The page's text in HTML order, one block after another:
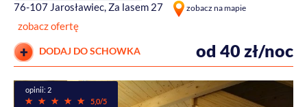
76-107 Jarosławiec, Za lasem 27 zobacz na mapie
zobacz ofertę
DODAJ DO SCHOWKA od 40 zł/noc
opinii: 2
5,0/5